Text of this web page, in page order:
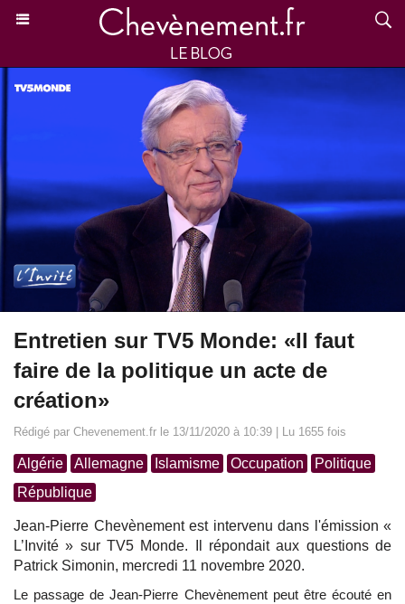
Entretien sur TV5 Monde: «Il faut
faire de la politique un acte de
création»
Rédigé par Chevenement.fr le 13/11/2020 à 10:39 | Lu 1655 fois
Algérie Allemagne Islamisme Occupation
Politique
République
Jean-Pierre Chevènement est intervenu dans l'émission «
L’Invité » sur TV5 Monde. Il répondait aux questions de
Patrick Simonin, mercredi 11 novembre 2020.
Le passage de Jean-Pierre Chevènement peut être écouté en